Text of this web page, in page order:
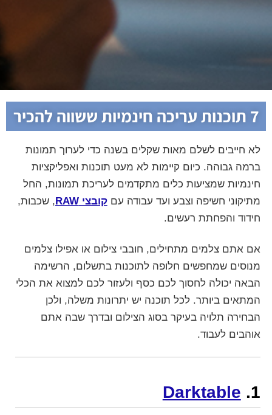
7 תוכנות עריכה חינמיות ששווה להכיר
לא חייבים לשלם מאות שקלים בשנה כדי לערוך תמונות
ברמה גבוהה. כיום קיימות לא מעט תוכנות ואפליקציות
חינמיות שמציעות כלים מתקדמים לעריכת תמונות, החל
מתיקוני חשיפה וצבע ועד עבודה עםקובצי RAW
, שכבות,
חידוד והפחתת רעשים.
אם אתם צלמים מתחילים, חובבי צילום או אפילו צלמים
מנוסים שמחפשים חלופה לתוכנות בתשלום, הרשימה
הבאה יכולה לחסוך לכם כסף ולעזור לכם למצוא את הכלי
המתאים ביותר. לכל תוכנה יש יתרונות משלה, ולכן
הבחירה תלויה בעיקר בסוג הצילום ובדרך שבה אתם
אוהבים לעבוד.
1.
Darktable